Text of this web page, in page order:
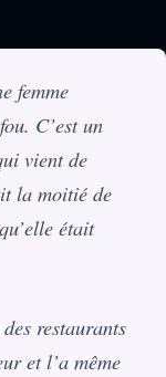
femme
C’est un
vient de
la moitié de
était
restaurants
et l’a même